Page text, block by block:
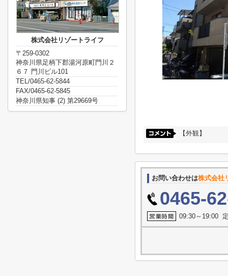
【外観】
お問い合わせは株式会社
0465-
09:30～19:00
株式会社リゾートライフ
〒259-0302
神奈川県足柄下郡湯河原町門川２
６７ 門川ビル101
TEL/0465-62-5844
FAX/0465-62-5845
神奈川県知事 (2) 第29669号